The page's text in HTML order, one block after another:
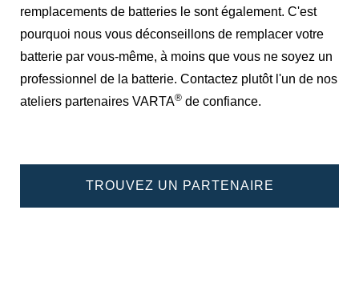
remplacements de batteries le sont également. C'est
pourquoi nous vous déconseillons de remplacer votre
batterie par vous-même, à moins que vous ne soyez un
professionnel de la batterie. Contactez plutôt l'un de nos
ateliers partenaires VARTA® de confiance.
TROUVEZ UN PARTENAIRE